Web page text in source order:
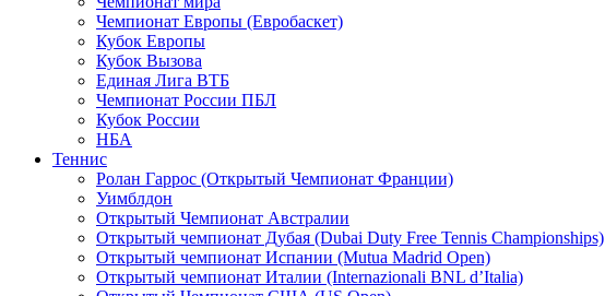
Чемпионат Европы (Евробаскет)
Кубок Европы
Кубок Вызова
Единая Лига ВТБ
Чемпионат России ПБЛ
Кубок России
НБА
Теннис
Ролан Гаррос (Открытый Чемпионат Франции)
Уимблдон
Открытый Чемпионат Австралии
Открытый чемпионат Дубая (Dubai Duty Free Tennis Championships)
Открытый чемпионат Испании (Mutua Madrid Open)
Открытый чемпионат Италии (Internazionali BNL d’Italia)